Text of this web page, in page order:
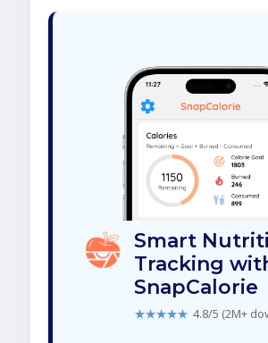
Smart
Tracking
SnapCalorie
★★★★★ 4.8/5 (2M+